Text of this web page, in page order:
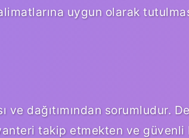
uygun olarak
ve dağıtımından sorumludur.
takip etmekten ve güvenli